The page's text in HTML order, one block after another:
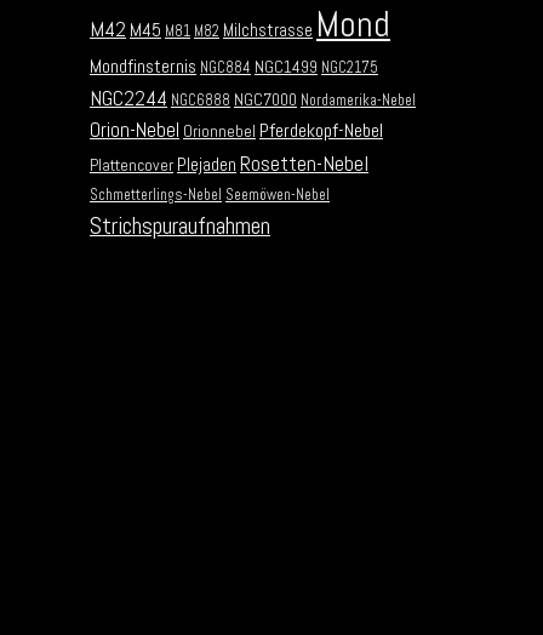
M42 M45 M81 M82 Milchstrasse Mond
Mondfinsternis NGC884 NGC1499 NGC2175
NGC2244 NGC6888 NGC7000 Nordamerika-Nebel
Orion-Nebel Orionnebel Pferdekopf-Nebel
Plattencover Plejaden Rosetten-Nebel
Schmetterlings-Nebel Seemöwen-Nebel
Strichspuraufnahmen